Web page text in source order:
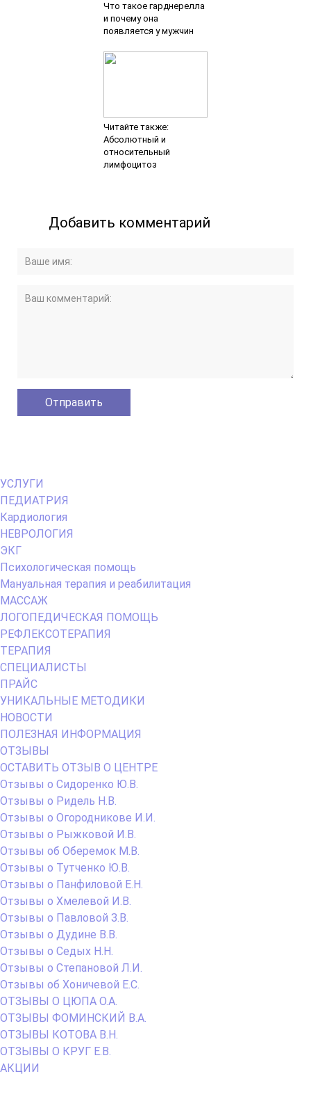
Что такое гарднерелла
и почему она
появляется у мужчин
Читайте также:
Абсолютный и
относительный
лимфоцитоз
Добавить комментарий
Primary
Menu
УСЛУГИ
ПЕДИАТРИЯ
Кардиология
НЕВРОЛОГИЯ
ЭКГ
Психологическая помощь
Мануальная терапия и реабилитация
МАССАЖ
ЛОГОПЕДИЧЕСКАЯ ПОМОЩЬ
РЕФЛЕКСОТЕРАПИЯ
ТЕРАПИЯ
СПЕЦИАЛИСТЫ
ПРАЙС
УНИКАЛЬНЫЕ МЕТОДИКИ
НОВОСТИ
ПОЛЕЗНАЯ ИНФОРМАЦИЯ
ОТЗЫВЫ
ОСТАВИТЬ ОТЗЫВ О ЦЕНТРЕ
Отзывы о Сидоренко Ю.В.
Отзывы о Ридель Н.В.
Отзывы о Огородникове И.И.
Отзывы о Рыжковой И.В.
Отзывы об Оберемок М.В.
Отзывы о Тутченко Ю.В.
Отзывы о Панфиловой Е.Н.
Отзывы о Хмелевой И.В.
Отзывы о Павловой З.В.
Отзывы о Дудине В.В.
Отзывы о Седых Н.Н.
Отзывы о Степановой Л.И.
Отзывы об Хоничевой Е.С.
ОТЗЫВЫ О ЦЮПА О.А.
ОТЗЫВЫ ФОМИНСКИЙ В.А.
ОТЗЫВЫ КОТОВА В.Н.
ОТЗЫВЫ О КРУГ Е.В.
АКЦИИ